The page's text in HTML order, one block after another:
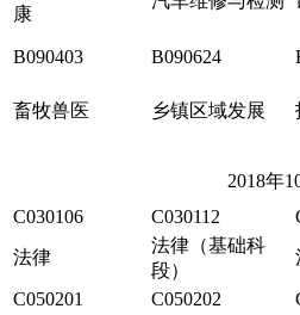
康
B090403 B090624
畜牧兽医 乡镇区域发展
2018年
C030106
C030112
法律
法律（基础科
段）
C050201
C050202